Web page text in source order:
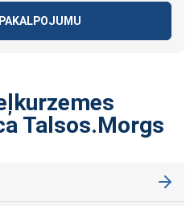
Talsos.Morgs